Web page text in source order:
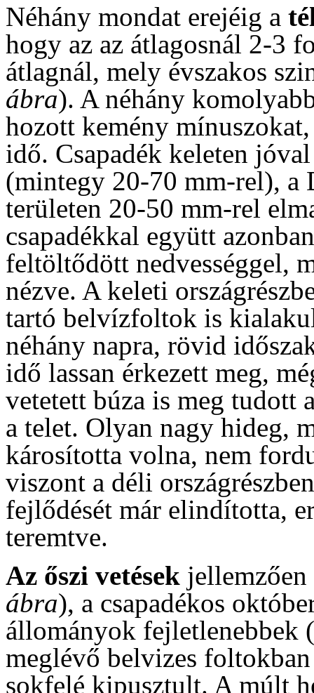
Néhány mondat erejéig a
hogy az az átlagosnál 2-3
átlagnál, mely évszakos
ábra). A néhány
hozott kemény
idő. Csapadék keleten
(mintegy 20-70 mm-rel), a
területen 20-50 mm-rel
csapadékkal együtt
feltöltődött nedvességgel,
nézve. A keleti
tartó belvízfoltok is
néhány napra, rövid
idő lassan érkezett meg,
vetetett búza is meg tudott
a telet. Olyan nagy hideg,
károsította volna, nem
viszont a déli
fejlődését már elindította,
teremtve.
Az őszi vetések
ábra), a csapadékos
állományok fejletlenebbek (
meglévő belvizes
sokfelé kipusztult. A múlt